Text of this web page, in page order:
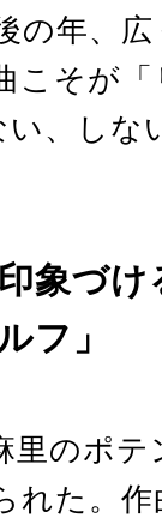
の年、
こそが
、しな
象づけ
フ」
里のポ
れた。